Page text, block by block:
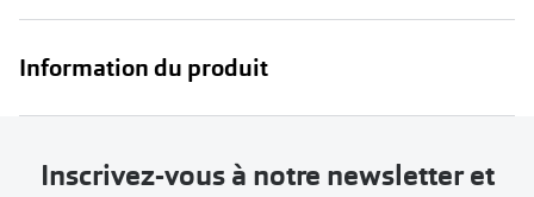
Information du produit
Inscrivez-vous à notre newsletter et